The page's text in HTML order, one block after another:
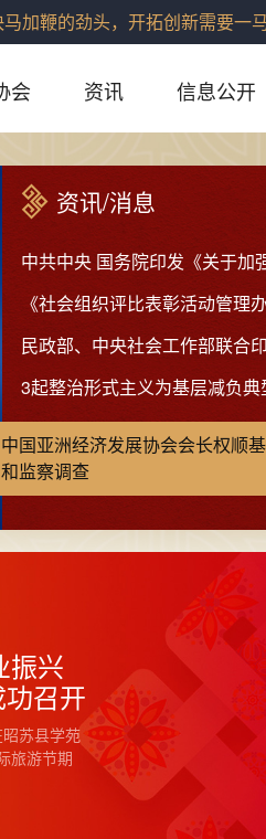
的劲头，开拓创新需要一
会 资讯 信息公开
资讯/消息
《社会组织评比表彰活动管理
中国亚洲经济发展协会会长权顺
和监察调查
开赛
关于“强化
新疆站）于6